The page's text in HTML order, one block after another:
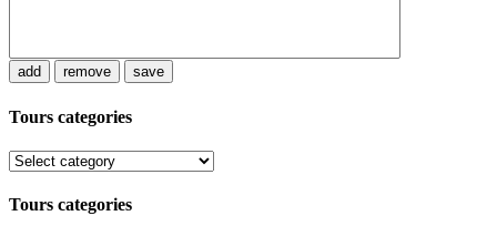
add remove save
Tours categories
Tours categories